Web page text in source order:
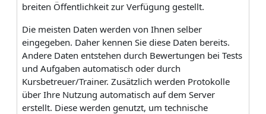
breiten Öffentlichkeit zur Verfügung gestellt.
Die meisten Daten werden von Ihnen selber
eingegeben. Daher kennen Sie diese Daten bereits.
Andere Daten entstehen durch Bewertungen bei Tests
und Aufgaben automatisch oder durch
Kursbetreuer/Trainer. Zusätzlich werden Protokolle
über Ihre Nutzung automatisch auf dem Server
erstellt. Diese werden genutzt, um technische